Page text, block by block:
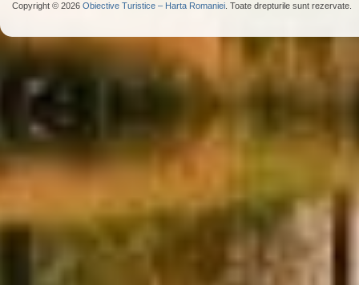
Copyright © 2026 Obiective Turistice – Harta Romaniei . Toate drepturile sunt rezervate.